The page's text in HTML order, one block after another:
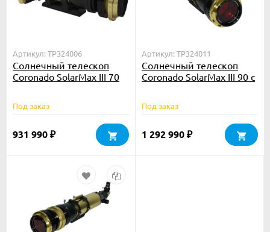
Артикул: TP324006
Солнечный телескоп
Coronado SolarMax III 70
Под заказ
931 990 ₽
Артикул: TP324011
Солнечный телескоп
Coronado SolarMax III 90 с
Под заказ
1 292 990 ₽